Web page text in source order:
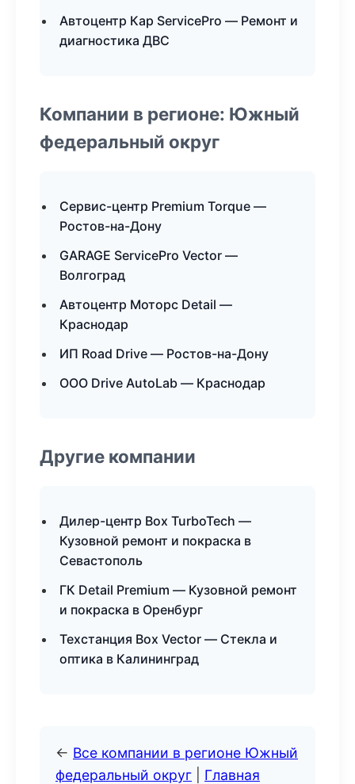
Автоцентр Кар ServicePro — Ремонт и
диагностика ДВС
Компании в регионе: Южный
федеральный округ
Сервис-центр Premium Torque —
Ростов-на-Дону
GARAGE ServicePro Vector —
Волгоград
Автоцентр Моторс Detail —
Краснодар
ИП Road Drive — Ростов-на-Дону
ООО Drive AutoLab — Краснодар
Другие компании
Дилер-центр Box TurboTech —
Кузовной ремонт и покраска в
Севастополь
ГК Detail Premium — Кузовной ремонт
и покраска в Оренбург
Техстанция Box Vector — Стекла и
оптика в Калининград
← Все компании в регионе Южный
федеральный округ
Главная